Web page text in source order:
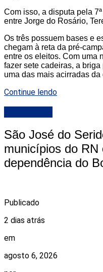
Com isso, a disputa pela
entre Jorge do Rosário,
Os três possuem bases e
chegam à reta da pré-
entre os eleitos. Com uma
fazer sete cadeiras, a
uma das mais acirradas
Continue lendo
São José do
municípios do RN
dependência do
Publicado
2 dias atrás
em
agosto 6, 2026